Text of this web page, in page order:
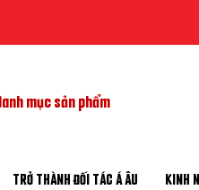
Danh mục sản phẩm
TRỞ THÀNH ĐỐI TÁC Á ÂU KINH